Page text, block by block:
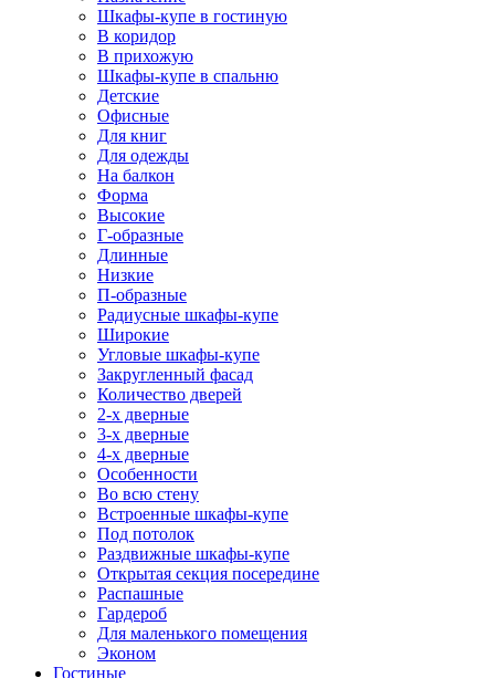
Шкафы-купе в гостиную
В коридор
В прихожую
Шкафы-купе в спальню
Детские
Офисные
Для книг
Для одежды
На балкон
Форма
Высокие
Г-образные
Длинные
Низкие
П-образные
Радиусные шкафы-купе
Широкие
Угловые шкафы-купе
Закругленный фасад
Количество дверей
2-х дверные
3-х дверные
4-х дверные
Особенности
Во всю стену
Встроенные шкафы-купе
Под потолок
Раздвижные шкафы-купе
Открытая секция посередине
Распашные
Гардероб
Для маленького помещения
Эконом
Гостиные